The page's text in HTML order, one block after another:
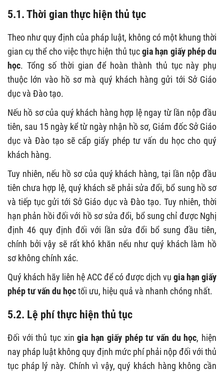
5.1. Thời gian thực hiện thủ tục
Theo như quy định của pháp luật, không có một khung thời
gian cụ thể cho việc thực hiện thủ tụcgia hạn giấy phép du
học. Tổng số thời gian để hoàn thành thủ tục này phụ
thuộc lớn vào hồ sơ mà quý khách hàng gửi tới Sở Giáo
dục và Đào tạo.
Nếu hồ sơ của quý khách hàng hợp lệ ngay từ lần nộp đầu
tiên, sau 15 ngày kể từ ngày nhận hồ sơ, Giám đốc Sở Giáo
dục và Đào tạo sẽ cấp giấy phép tư vấn du học cho quý
khách hàng.
Tuy nhiên, nếu hồ sơ của quý khách hàng, tại lần nộp đầu
tiên chưa hợp lệ, quý khách sẽ phải sửa đổi, bổ sung hồ sơ
và tiếp tục gửi tới Sở Giáo dục và Đào tạo. Tuy nhiên, thời
hạn phản hồi đối với hồ sơ sửa đổi, bổ sung chỉ được Nghị
định 46 quy định đối với lần sửa đổi bổ sung đầu tiên,
chính bởi vậy sẽ rất khó khăn nếu như quý khách làm hồ
sơ không chính xác.
Quý khách hãy liên hệ ACC để có được dịch vụ gia hạn giấy
phép tư vấn du họctối ưu, hiệu quả và nhanh chóng nhất.
5.2. Lệ phí thực hiện thủ tục
Đối với thủ tục xingia hạn giấy phép tư vấn du học, hiện
nay pháp luật không quy định mức phí phải nộp đối với thủ
tục pháp lý này. Chính vì vậy, quý khách hàng không cần